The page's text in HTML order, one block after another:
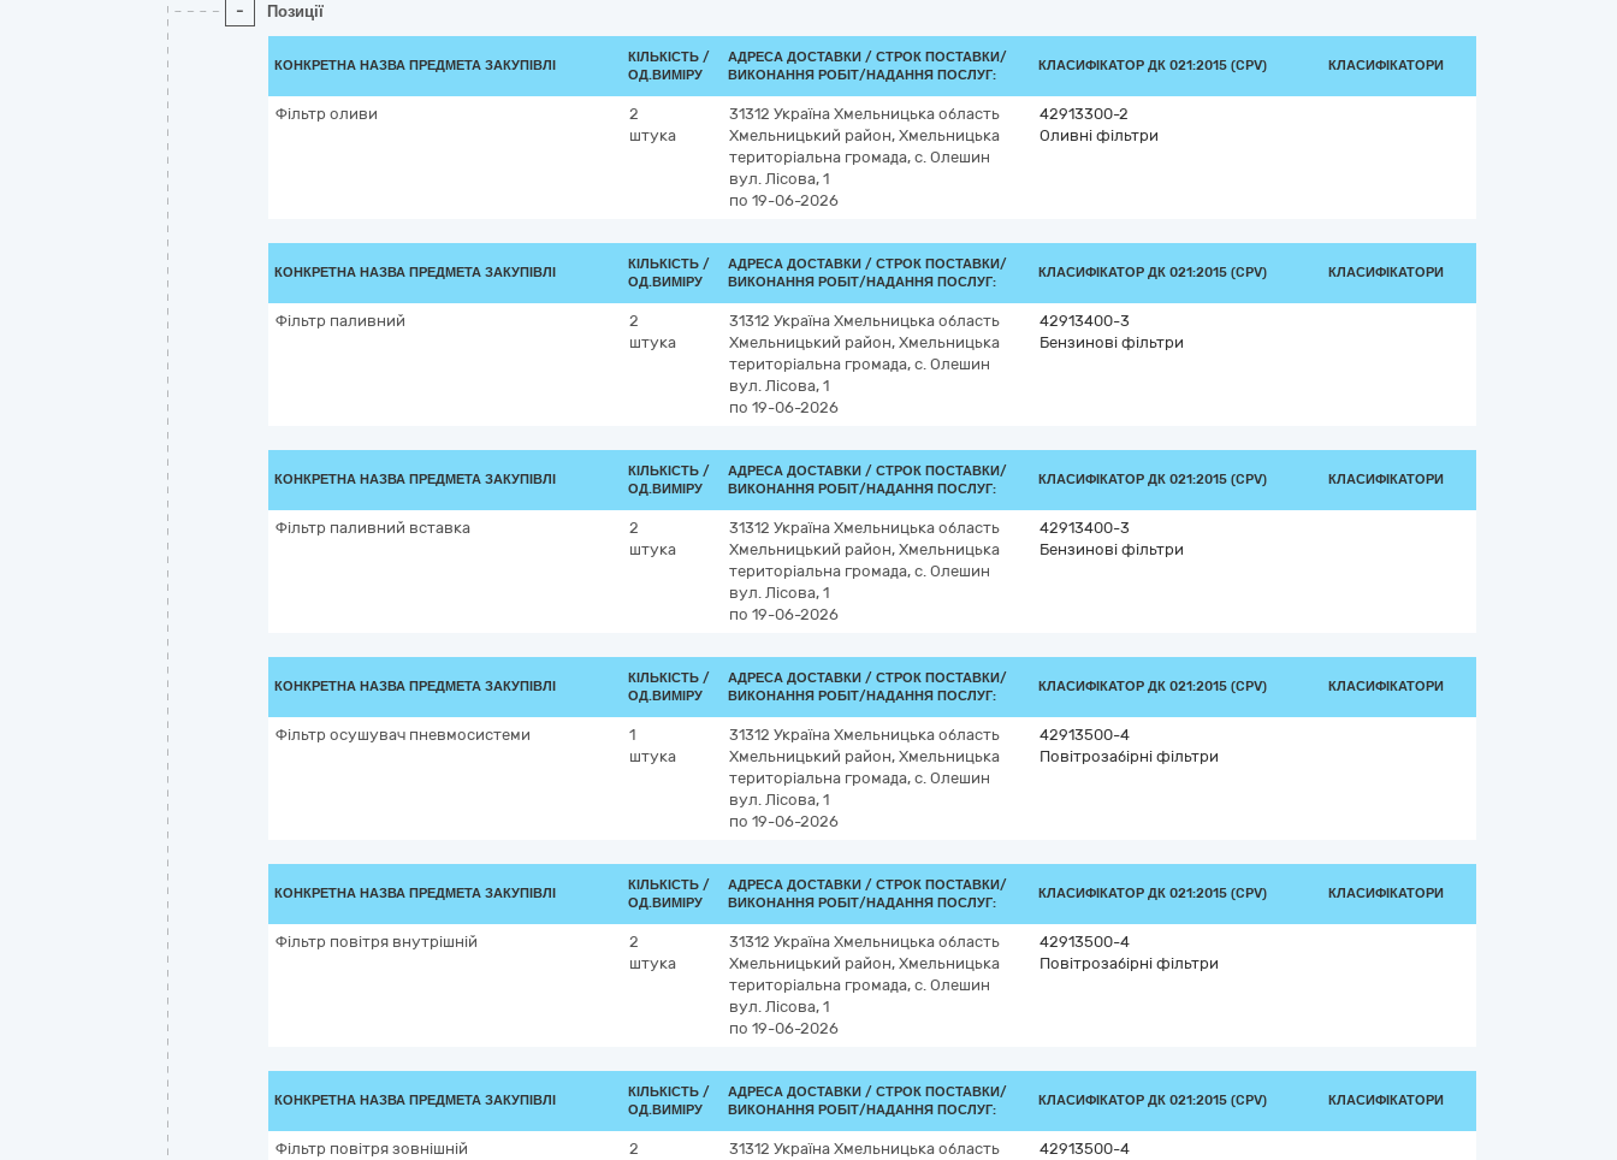
- Позиції
КОНКРЕТНА НАЗВА ПРЕДМЕТА ЗАКУПІВЛІ
КІЛЬКІСТЬ /
ОД.ВИМІРУ
АДРЕСА ДОСТАВКИ / СТРОК ПОСТАВКИ/
ВИКОНАННЯ РОБІТ/НАДАННЯ ПОСЛУГ:
КЛАСИФІКАТОР ДК 021:2015 (CPV) КЛАСИФІКАТОРИ
Фільтр оливи
2
штука
31312 Україна Хмельницька область
Хмельницький район, Хмельницька
територіальна громада, с. Олешин
вул. Лісова, 1
по 19-06-2026
42913300-2
Оливні фільтри
КОНКРЕТНА НАЗВА ПРЕДМЕТА ЗАКУПІВЛІ
КІЛЬКІСТЬ /
ОД.ВИМІРУ
АДРЕСА ДОСТАВКИ / СТРОК ПОСТАВКИ/
ВИКОНАННЯ РОБІТ/НАДАННЯ ПОСЛУГ:
КЛАСИФІКАТОР ДК 021:2015 (CPV) КЛАСИФІКАТОРИ
Фільтр паливний
2
штука
31312 Україна Хмельницька область
Хмельницький район, Хмельницька
територіальна громада, с. Олешин
вул. Лісова, 1
по 19-06-2026
42913400-3
Бензинові фільтри
КОНКРЕТНА НАЗВА ПРЕДМЕТА ЗАКУПІВЛІ
КІЛЬКІСТЬ /
ОД.ВИМІРУ
АДРЕСА ДОСТАВКИ / СТРОК ПОСТАВКИ/
ВИКОНАННЯ РОБІТ/НАДАННЯ ПОСЛУГ:
КЛАСИФІКАТОР ДК 021:2015 (CPV) КЛАСИФІКАТОРИ
Фільтр паливний вставка
2
штука
31312 Україна Хмельницька область
Хмельницький район, Хмельницька
територіальна громада, с. Олешин
вул. Лісова, 1
по 19-06-2026
42913400-3
Бензинові фільтри
КОНКРЕТНА НАЗВА ПРЕДМЕТА ЗАКУПІВЛІ
КІЛЬКІСТЬ /
ОД.ВИМІРУ
АДРЕСА ДОСТАВКИ / СТРОК ПОСТАВКИ/
ВИКОНАННЯ РОБІТ/НАДАННЯ ПОСЛУГ:
КЛАСИФІКАТОР ДК 021:2015 (CPV) КЛАСИФІКАТОРИ
Фільтр осушувач пневмосистеми
1
штука
31312 Україна Хмельницька область
Хмельницький район, Хмельницька
територіальна громада, с. Олешин
вул. Лісова, 1
по 19-06-2026
42913500-4
Повітрозабірні фільтри
КОНКРЕТНА НАЗВА ПРЕДМЕТА ЗАКУПІВЛІ
КІЛЬКІСТЬ /
ОД.ВИМІРУ
АДРЕСА ДОСТАВКИ / СТРОК ПОСТАВКИ/
ВИКОНАННЯ РОБІТ/НАДАННЯ ПОСЛУГ:
КЛАСИФІКАТОР ДК 021:2015 (CPV) КЛАСИФІКАТОРИ
Фільтр повітря внутрішній
2
штука
31312 Україна Хмельницька область
Хмельницький район, Хмельницька
територіальна громада, с. Олешин
вул. Лісова, 1
по 19-06-2026
42913500-4
Повітрозабірні фільтри
КОНКРЕТНА НАЗВА ПРЕДМЕТА ЗАКУПІВЛІ
КІЛЬКІСТЬ /
ОД.ВИМІРУ
АДРЕСА ДОСТАВКИ / СТРОК ПОСТАВКИ/
ВИКОНАННЯ РОБІТ/НАДАННЯ ПОСЛУГ:
КЛАСИФІКАТОР ДК 021:2015 (CPV) КЛАСИФІКАТОРИ
Фільтр повітря зовнішній
2
31312 Україна Хмельницька область
42913500-4